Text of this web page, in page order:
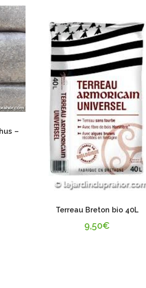
–
Terreau Breton bio 40L
9,50€